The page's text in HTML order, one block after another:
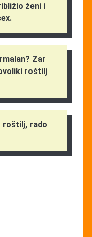
ženi i
Zar
roštilj
roštilj, rado